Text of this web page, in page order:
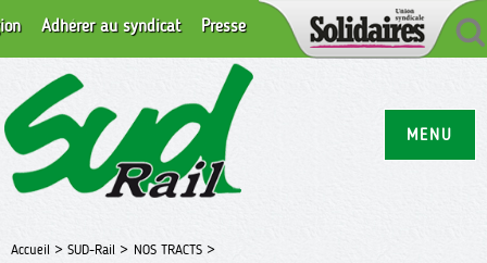
MENU
Adhérer au syndicat Presse
Accueil > SUD-Rail > NOS TRACTS >